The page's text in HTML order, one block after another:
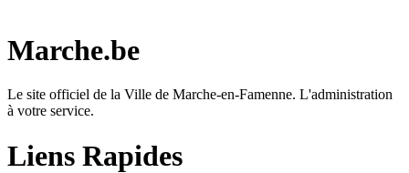
Marche.be
Le site officiel de la Ville de Marche-en-Famenne. L'administration
à votre service.
Liens Rapides